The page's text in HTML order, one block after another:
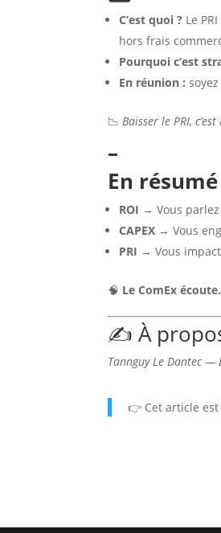
C’est quoi ? Le
hors frais
Pourquoi c’est
En réunion :
📉Baisser le PRI,
–
En résumé
ROI → Vous
CAPEX → Vous
PRI → Vous
🧠 Le ComEx
✍️ À
Tannguy Le Dantec —
👉 Cet article